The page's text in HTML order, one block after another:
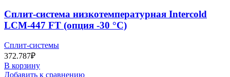
Сплит-система низкотемпературная Intercold
LCM-447 FT (опция -30 °С)
Сплит-системы
372.787₽
В корзину
Добавить к сравнению